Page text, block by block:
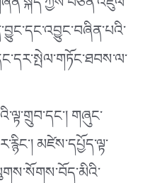
གཞུང་
མཛེས་དཔྱོད་ལྟ་